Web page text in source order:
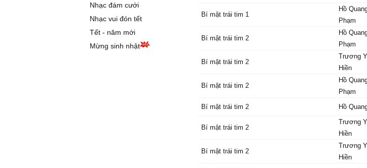
Nhạc đám cưới
Nhạc vui đón tết
Tết - năm mới
Mừng sinh nhật
Bí mật trái tim 1
Hồ
Phạm
Bí mật trái tim 2
Hồ
Phạm
Bí mật trái tim 2
Trương
Hiền
Bí mật trái tim 2
Hồ
Phạm
Bí mật trái tim 2
Hồ
Bí mật trái tim 2
Trương
Hiền
Bí mật trái tim 2
Trương
Hiền